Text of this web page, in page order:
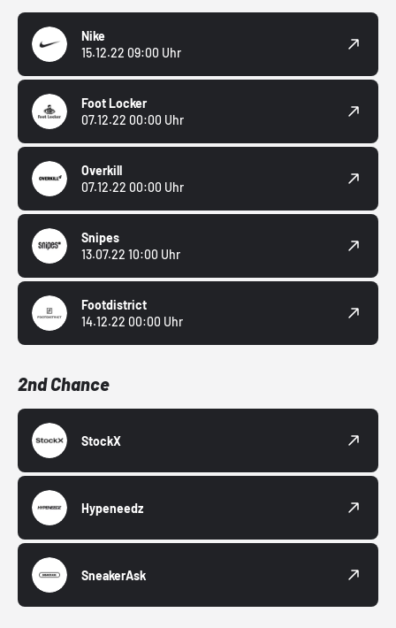
Nike
15.12.22 09:00 Uhr
Foot Locker
07.12.22 00:00 Uhr
Overkill
07.12.22 00:00 Uhr
Snipes
13.07.22 10:00 Uhr
Footdistrict
14.12.22 00:00 Uhr
2nd Chance
StockX
Hypeneedz
SneakerAsk